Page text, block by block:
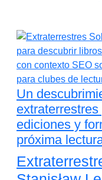
Un
ediciones y
próxima